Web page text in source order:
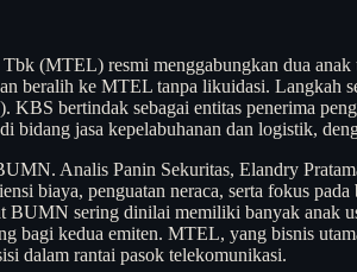
(MTEL) resmi menggabungkan dua
beralih ke MTEL tanpa likuidasi.
bertindak sebagai entitas penerima
bidang jasa kepelabuhanan dan logistik,
Analis Panin Sekuritas, Elandry
biaya, penguatan neraca, serta fokus
sering dinilai memiliki banyak anak
bagi kedua emiten. MTEL, yang bisnis
dalam rantai pasok telekomunikasi.